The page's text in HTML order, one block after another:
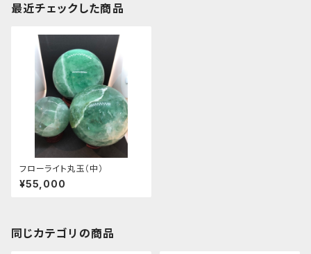
最近チェックした商品
フローライト丸玉（中）
¥55,000
同じカテゴリの商品